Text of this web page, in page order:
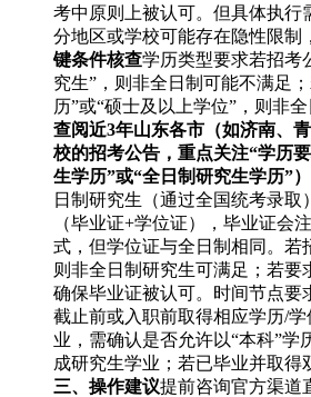
考中原则上被认可。但具体执行
分地区或学校可能存在隐性限制
键条件核查学历类型要求若招考
究生”，则非全日制可能不满足
历”或“硕士及以上学位”，则非全
查阅近3年山东各市（如济南、
校的招考公告，重点关注“学历
生学历”或“全日制研究生学历”）
日制研究生（通过全国统考录取
（毕业证+学位证），毕业证会
式，但学位证与全日制相同。若
则非全日制研究生可满足；若要
确保毕业证被认可。时间节点要
截止前或入职前取得相应学历/
业，需确认是否允许以“本科”学
成研究生学业；若已毕业并取得
三、操作建议提前咨询官方渠道